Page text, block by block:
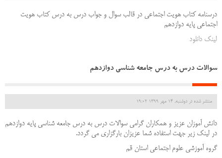
درسنامه کتاب هویت اجتماعی در قالب سوال و جواب درس به درس کتاب هویت
اجتماعی پایه دوازدهم
لینک دانلود
سوالات درس به درس جامعه شناسی دوازدهم
منتشر شده در دوشنبه, 14 مهر 1399 19:02
دانش آموزان عزیز و همکاران گرامی سوالات درس به درس جامعه شناسی پایه دوازدهم
در لینک زیر جهت استفاده شما عزیزان بارگزاری می گردد.
گروه آموزشی علوم اجتماعی استان قم